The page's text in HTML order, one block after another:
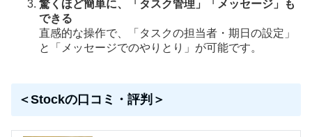
驚くほど簡単に、「タスク管理」「メッセージ」も
できる
直感的な操作で、「タスクの担当者・期日の設定」
と「メッセージでのやりとり」が可能です。
＜Stockの口コミ・評判＞